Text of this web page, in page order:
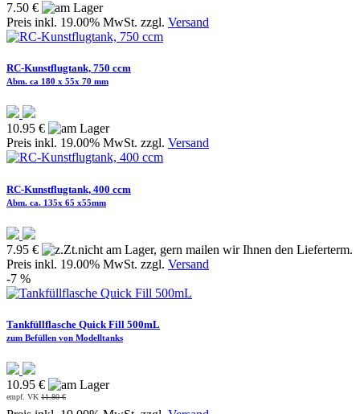
7.50 €
Preis inkl. 19.00% MwSt. zzgl. Versand
RC-Kunstflugtank, 750 ccm
Abm. ca 180 x 55x 70 mm
10.95 €
Preis inkl. 19.00% MwSt. zzgl. Versand
RC-Kunstflugtank, 400 ccm
Abm. ca. 135x 65 x55mm
7.95 €
Preis inkl. 19.00% MwSt. zzgl. Versand
-7 %
Tankfüllflasche Quick Fill 500mL
zum Befüllen von Modelltanks
10.95 €
empf. VK 11.80 €